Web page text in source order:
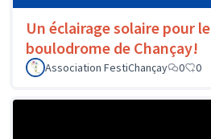
Un éclairage solaire pour le
boulodrome de Chançay!
Association FestiChançay
0 0